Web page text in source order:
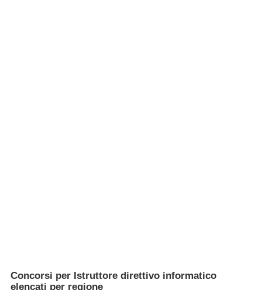
Concorsi per Istruttore direttivo informatico
elencati per regione